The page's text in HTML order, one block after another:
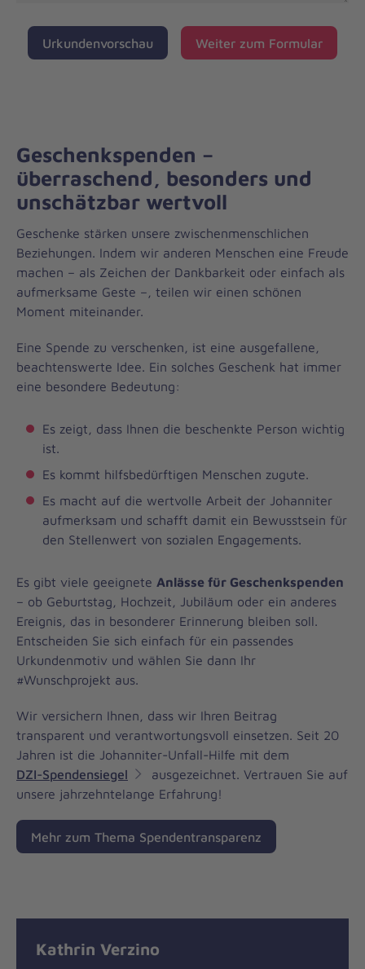
Urkundenvorschau Weiter zum Formular
Geschenkspenden –
überraschend, besonders und
unschätzbar wertvoll
Geschenke stärken unsere zwischenmenschlichen
Beziehungen. Indem wir anderen Menschen eine Freude
machen – als Zeichen der Dankbarkeit oder einfach als
aufmerksame Geste –, teilen wir einen schönen
Moment miteinander.
Eine Spende zu verschenken, ist eine ausgefallene,
beachtenswerte Idee. Ein solches Geschenk hat immer
eine besondere Bedeutung:
Es zeigt, dass Ihnen die beschenkte Person wichtig
ist.
Es kommt hilfsbedürftigen Menschen zugute.
Es macht auf die wertvolle Arbeit der Johanniter
aufmerksam und schafft damit ein Bewusstsein für
den Stellenwert von sozialen Engagements.
Es gibt viele geeignete Anlässe für Geschenkspenden
– ob Geburtstag, Hochzeit, Jubiläum oder ein anderes
Ereignis, das in besonderer Erinnerung bleiben soll.
Entscheiden Sie sich einfach für ein passendes
Urkundenmotiv und wählen Sie dann Ihr
#Wunschprojekt aus.
Wir versichern Ihnen, dass wir Ihren Beitrag
transparent und verantwortungsvoll einsetzen. Seit 20
Jahren ist die Johanniter-Unfall-Hilfe mit dem
DZI-Spendensiegel
ausgezeichnet. Vertrauen Sie auf
unsere jahrzehntelange Erfahrung!
Mehr zum Thema Spendentransparenz
Kathrin Verzino